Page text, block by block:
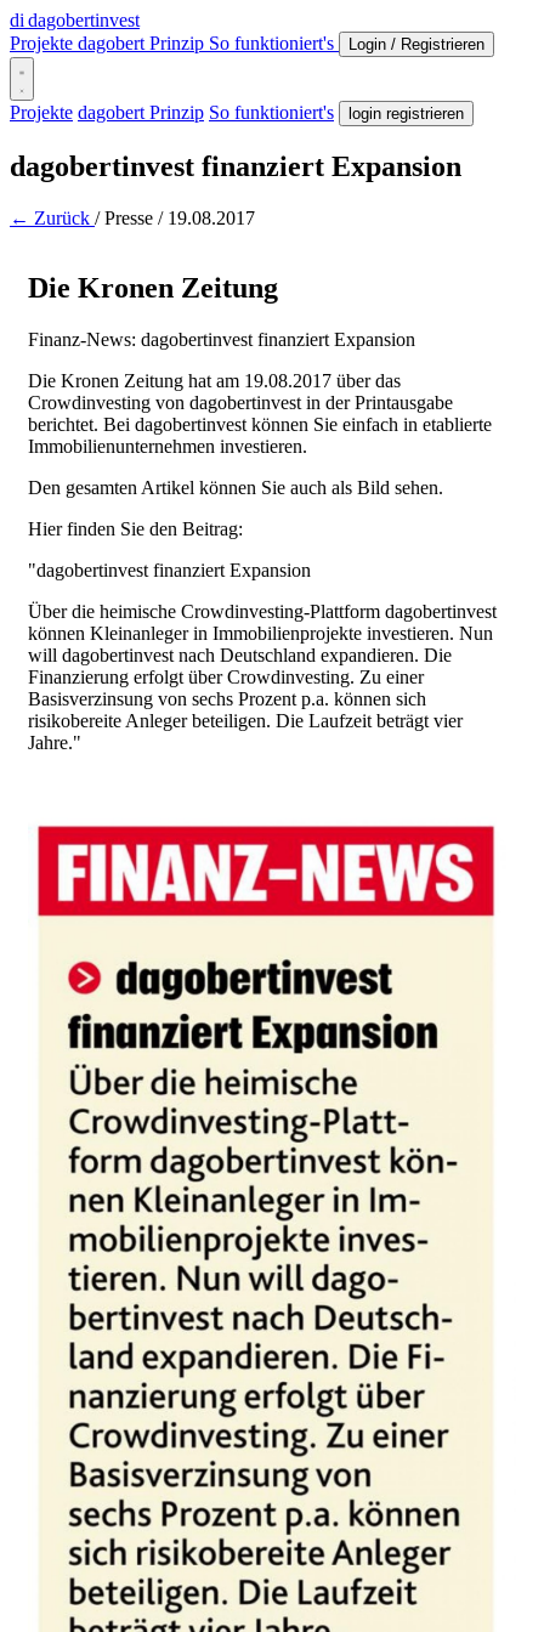
di dagobertinvest
Projekte dagobert Prinzip So funktioniert's Login / Registrieren
Projekte dagobert Prinzip So funktioniert's login registrieren
dagobertinvest finanziert Expansion
← Zurück / Presse / 19.08.2017
Die Kronen Zeitung
Finanz-News: dagobertinvest finanziert Expansion
Die Kronen Zeitung hat am 19.08.2017 über das
Crowdinvesting von dagobertinvest in der Printausgabe
berichtet. Bei dagobertinvest können Sie einfach in etablierte
Immobilienunternehmen investieren.
Den gesamten Artikel können Sie auch als Bild sehen.
Hier finden Sie den Beitrag:
"dagobertinvest finanziert Expansion
Über die heimische Crowdinvesting-Plattform dagobertinvest
können Kleinanleger in Immobilienprojekte investieren. Nun
will dagobertinvest nach Deutschland expandieren. Die
Finanzierung erfolgt über Crowdinvesting. Zu einer
Basisverzinsung von sechs Prozent p.a. können sich
risikobereite Anleger beteiligen. Die Laufzeit beträgt vier
Jahre."